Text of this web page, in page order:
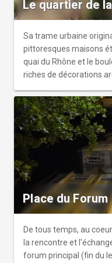
Le quartier de
Sa trame urbaine
pittoresques maisons
quai du Rhône et le
riches de décorations
incitent à la flânerie. r r
par de nombreux
quelques grandes
particuliers. r r Après
de la batellerie au
aujourd’hui un
restaurations (la
l’implantation, dans sa
commerces lui ont
population, 2 427
passé et récente du
particulièrement
générations et origines
Place du Forum
De tous temps, au
la rencontre et
forum principal (fin du